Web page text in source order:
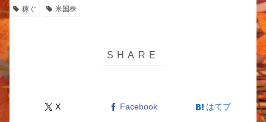
稼ぐ 米国株
X Facebook はてブ